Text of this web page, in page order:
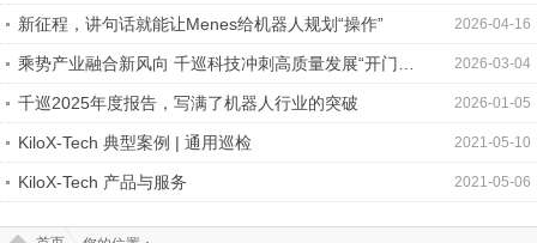
锚定全球贸易新机遇
新征程，讲句话就能让Menes给机器人规划“操作” 2026-04-16
乘势产业融合新风向 千巡科技冲刺高质量发展“开门好”
助力各智慧场景加速规模化落地
2026-03-04
千巡2025年度报告，写满了机器人行业的突破 2026-01-05
KiloX-Tech 典型案例 | 通用巡检 2021-05-10
KiloX-Tech 产品与服务 2021-05-06